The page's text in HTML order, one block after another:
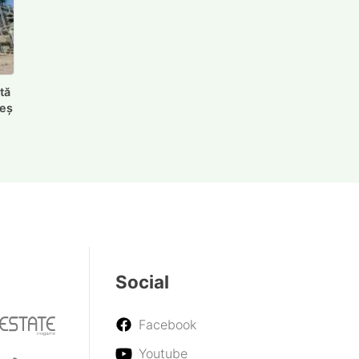
Social
Facebook
Youtube